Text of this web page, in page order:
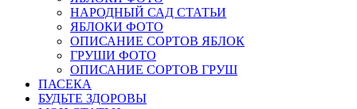
НАРОДНЫЙ САД СТАТЬИ
ЯБЛОКИ ФОТО
ОПИСАНИЕ СОРТОВ ЯБЛОК
ГРУШИ ФОТО
ОПИСАНИЕ СОРТОВ ГРУШ
ПАСЕКА
БУДЬТЕ ЗДОРОВЫ